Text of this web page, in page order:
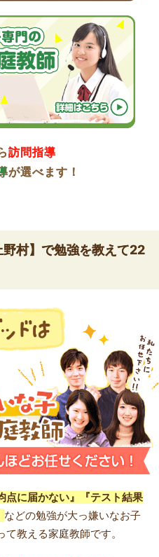
訪問指導
が選べます！
村】で勉強を教えて22
点に届かない』『テスト結果
などの勉強が大っ嫌いなお子
教える家庭教師です。